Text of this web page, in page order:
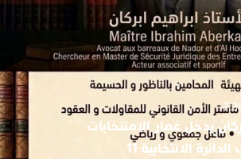
يدخل غمار الامنتخابات
الانتخابية 11